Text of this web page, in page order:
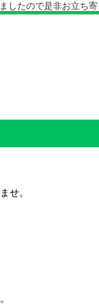
ので是非お立ち
せ。